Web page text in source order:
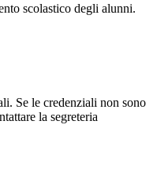
scolastico degli alunni.
Se le credenziali non sono
la segreteria